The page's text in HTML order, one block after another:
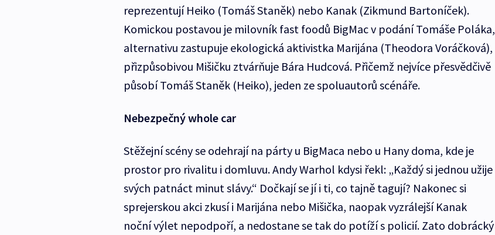
reprezentují Heiko (Tomáš Staněk) nebo Kanak (Zikmund Bartoníček).
Komickou postavou je milovník fast foodů BigMac v podání Tomáše Poláka,
alternativu zastupuje ekologická aktivistka Marijána (Theodora Voráčková),
přizpůsobivou Mišičku ztvárňuje Bára Hudcová. Přičemž nejvíce přesvědčivě
působí Tomáš Staněk (Heiko), jeden ze spoluautorů scénáře.
Nebezpečný whole car
Stěžejní scény se odehrají na párty u BigMaca nebo u Hany doma, kde je
prostor pro rivalitu i domluvu. Andy Warhol kdysi řekl: „Každý si jednou užije
svých patnáct minut slávy.“ Dočkají se jí i ti, co tajně tagují? Nakonec si
sprejerskou akci zkusí i Marijána nebo Mišička, naopak vyzrálejší Kanak
noční výlet nepodpoří, a nedostane se tak do potíží s policií. Zato dobrácký